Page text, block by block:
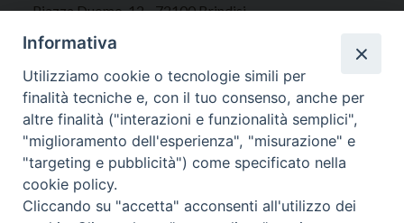
Piazza Duomo, 12 - 72100 Brindisi
Tel 0831.521958
Fax 0831.528315
Orari Curia
Mar. / Mer. / Giov. ore 9 - 13
nei mesi estivi solo Martedì ore 9 - 13
Informativa
Utilizziamo cookie o tecnologie simili per
finalità tecniche e, con il tuo consenso, anche per
altre finalità ("interazioni e funzionalità semplici",
"miglioramento dell'esperienza", "misurazione" e
"targeting e pubblicità") come specificato nella
cookie policy.
Cliccando su "accetta" acconsenti all'utilizzo dei